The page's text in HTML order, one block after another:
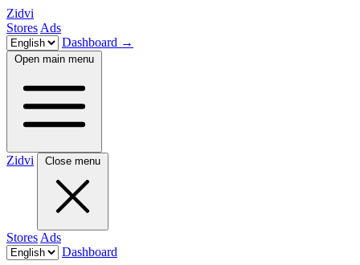
Zidvi
Stores Ads
Dashboard →
Open main menu
Zidvi Close menu
Stores Ads
Dashboard